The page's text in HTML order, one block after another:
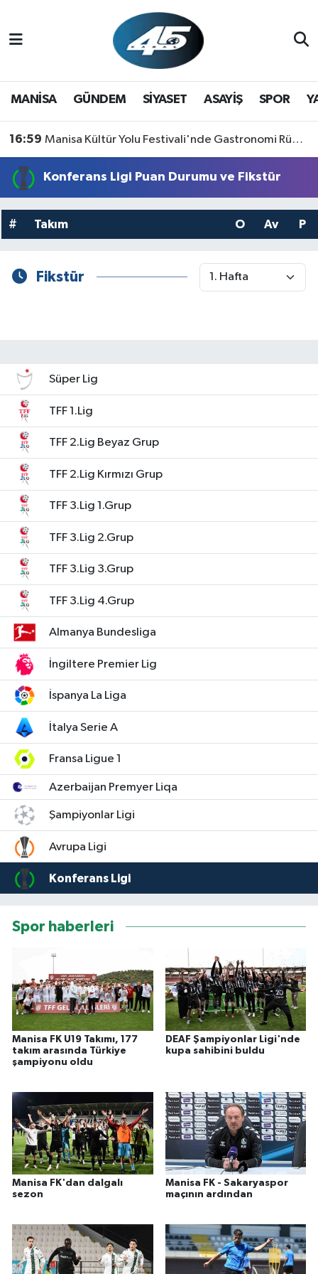
MANİSA GÜNDEM SİYASET ASAYİŞ SPOR
16:59 Manisa Kültür Yolu Festivali'nde Gastronomi Rüzgarı: Lezzetin Yıldızı "Manisa Kebabı" Oldu!
Konferans Ligi Puan Durumu ve Fikstür
# Takım O Av P
Fikstür
Süper Lig
TFF 1.Lig
TFF 2.Lig Beyaz Grup
TFF 2.Lig Kırmızı Grup
TFF 3.Lig 1.Grup
TFF 3.Lig 2.Grup
TFF 3.Lig 3.Grup
TFF 3.Lig 4.Grup
Almanya Bundesliga
İngiltere Premier Lig
İspanya La Liga
İtalya Serie A
Fransa Ligue 1
Azerbaijan Premyer Liqa
Şampiyonlar Ligi
Avrupa Ligi
Konferans Ligi
Spor haberleri
Manisa FK U19 Takımı, 177
takım arasında Türkiye
şampiyonu oldu
DEAF Şampiyonlar Ligi'nde
kupa sahibini buldu
Manisa FK'dan dalgalı
sezon
Manisa FK - Sakaryaspor
maçının ardından
GÜNDEM
SPOR
RESMİ REKLAM
Hava Durumu
Trafik Durumu
Son Dakika Haberleri